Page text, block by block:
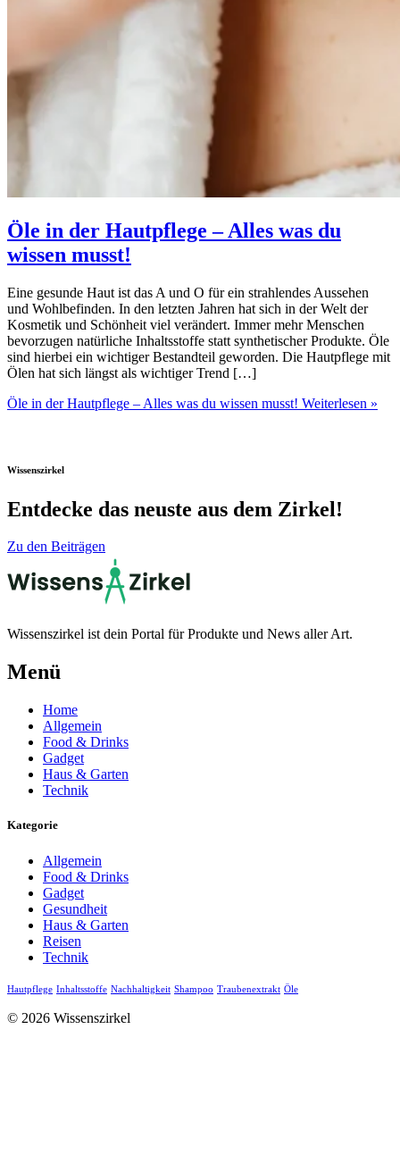
Öle in der Hautpflege – Alles was du
wissen musst!
Eine gesunde Haut ist das A und O für ein strahlendes Aussehen
und Wohlbefinden. In den letzten Jahren hat sich in der Welt der
Kosmetik und Schönheit viel verändert. Immer mehr Menschen
bevorzugen natürliche Inhaltsstoffe statt synthetischer Produkte. Öle
sind hierbei ein wichtiger Bestandteil geworden. Die Hautpflege mit
Ölen hat sich längst als wichtiger Trend […]
Öle in der Hautpflege – Alles was du wissen musst! Weiterlesen »
Wissenszirkel
Entdecke das neuste aus dem Zirkel!
Zu den Beiträgen
Wissenszirkel ist dein Portal für Produkte und News aller Art.
Menü
Home
Allgemein
Food & Drinks
Gadget
Haus & Garten
Technik
Kategorie
Allgemein
Food & Drinks
Gadget
Gesundheit
Haus & Garten
Reisen
Technik
Hautpflege Inhaltsstoffe Nachhaltigkeit Shampoo Traubenextrakt Öle
© 2026 Wissenszirkel